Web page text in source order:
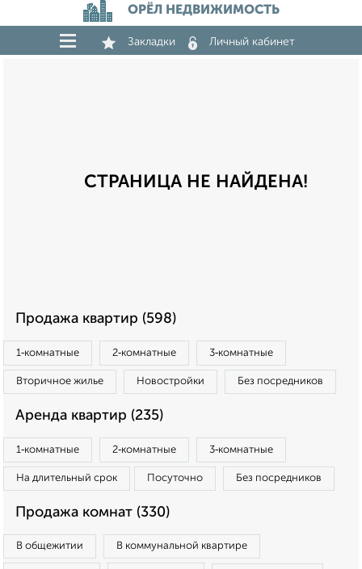
ОРЁЛ НЕДВИЖИМОСТЬ
Закладки Личный кабинет
СТРАНИЦА НЕ НАЙДЕНА!
Продажа квартир (598)
1‑комнатные 2‑комнатные 3‑комнатные
Вторичное жилье Новостройки Без посредников
Аренда квартир (235)
1‑комнатные 2‑комнатные 3‑комнатные
На длительный срок Посуточно Без посредников
Продажа комнат (330)
В общежитии В коммунальной квартире